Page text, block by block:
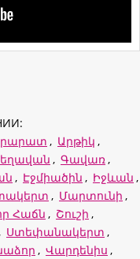
, Արթիկ ,
, Գավառ ,
, Էջմիածին , Իջևան ,
, Մարտունի ,
Հաճն , Շուշի ,
, Ստեփանակերտ ,
, Վարդենիս ,